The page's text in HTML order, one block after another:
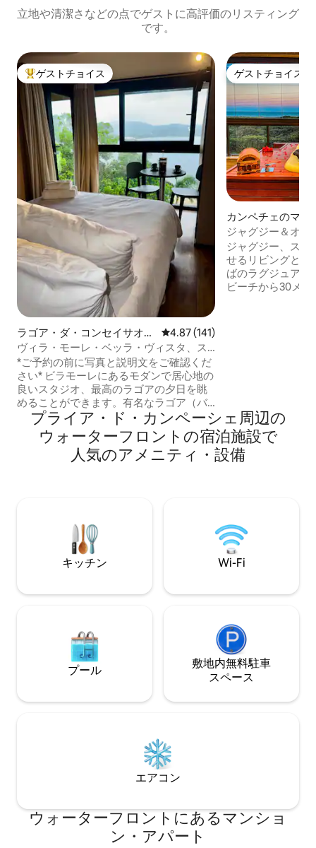
立地や清潔さなどの点でゲストに高評価のリスティング
です。
大好評のゲストチョイスです。
ゲストチョイス
ラゴア・ダ・コンセイサオン
のマンション・アパート
レビュー141件、5つ星中4.87つ
4.87 (141)
ヴィラ・モーレ・ベッラ・ヴィスタ、ス
タジオ2 c/ビュー/ジャグジー/バーベキュ
ー
*ご予約の前に写真と説明文をご確認くだ
さい* ビラモーレにあるモダンで居心地の
良いスタジオ、最高のラゴアの夕日を眺
めることができます。有名なラゴア（バ
ー、食事、音楽）とプライア・モレ（サ
ービス、サーファー）まで徒歩5分。 ゲス
トはプライベートスタジオを利用できま
す。プライベートデジタルエントリー、
水シャワー、タオル）、バルコニー。ゲ
ストは、ジャグジー＆デッキ、バーベキ
ュー/カフェ、ファイヤーピット、ジム、
ランドリーマット、アイロンなどの社交/
ゲストチョイス
ゲストチョイス
カンペチェのマン
パート
ジャグジー＆オー
に足を伸ばせる、
ジャグジー、スイ
せるリビングとキ
ばのラグジュアリ
ビーチから30メ
トラン、ハンバ
屋、スーパーの近
ます！
プライア・ド・カンペーシェ周辺の
ウ⁠ォ⁠ー⁠タ⁠ーフ⁠ロ⁠ン⁠トの宿⁠泊⁠施⁠設で
人⁠気⁠のア⁠メ⁠ニ⁠テ⁠ィ⁠・設⁠備
キッチン Wi-Fi
プール
敷地内無料駐⁠車
ス⁠ペ⁠ー⁠ス
エアコン
ウォーターフロントにあるマンショ
ン・アパート